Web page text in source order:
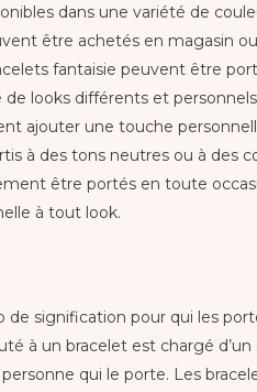
dans une variété de
être achetés en magasin
fantaisie peuvent être
de looks différents et
ajouter une touche
à des tons neutres ou à des
être portés en toute
à tout look.
de signification pour qui les
à un bracelet est chargé
qui le porte. Les